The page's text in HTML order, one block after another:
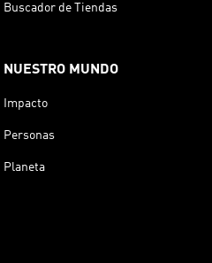
Buscador de Tiendas
NUESTRO MUNDO
Impacto
Personas
Planeta